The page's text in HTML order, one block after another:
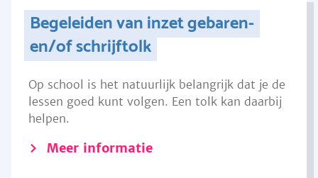
Begeleiden van inzet gebaren-
en/of schrijftolk
Op school is het natuurlijk belangrijk dat je de
lessen goed kunt volgen. Een tolk kan daarbij
helpen.
Meer informatie